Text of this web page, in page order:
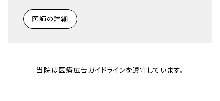
医師の詳細
当院は医療広告ガイドラインを遵守しています。